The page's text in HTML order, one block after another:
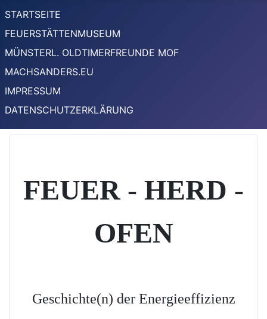
STARTSEITE
FEUERSTÄTTENMUSEUM
MÜNSTERL. OLDTIMERFREUNDE MOF
MACHSANDERS.EU
IMPRESSUM
DATENSCHUTZERKLÄRUNG
FEUER - HERD -
OFEN
Geschichte(n) der Energieeffizienz